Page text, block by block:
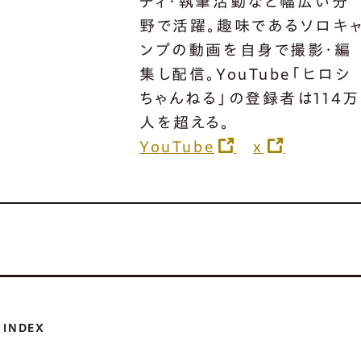
野で活躍。趣味であるソロキ
ンプの動画を自身で撮影・編
集し配信。YouTube「ヒロシ
ちゃんねる」の登録者は114万
人を超える。
YouTube
x
INDEX